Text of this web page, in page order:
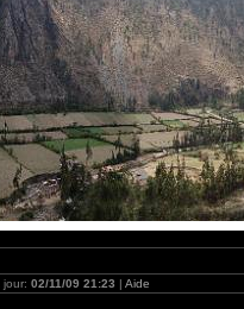
jour: 02/11/09 21:23 | Aide